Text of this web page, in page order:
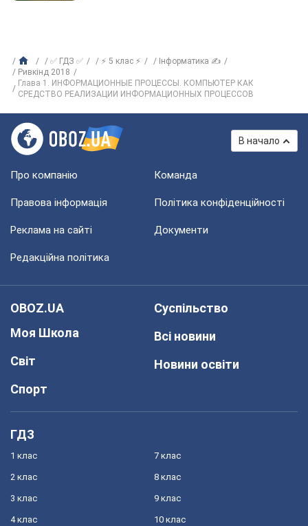
✅ ГДЗ ✅ ⚡ 5 клас ⚡
Інформатика ✍
Ривкінд 2018
Глава 1. ИНФОРМАЦИОННЫЕ ПРОЦЕССЫ. КОМПЬЮТЕР КАК
СРЕДСТВО РЕАЛИЗАЦИИ ИНФОРМАЦИОННЫХ ПРОЦЕССОВ
В начало
Про компанію Команда
Правова інформація Політика конфіденційності
Реклама на сайті Документи
Редакційна політика
OBOZ.UA
Моя Школа
Світ
Спорт
Суспільство
Всі новини
Новини освіти
ГДЗ
1 клас
2 клас
3 клас
4 клас
7 клас
8 клас
9 клас
10 клас